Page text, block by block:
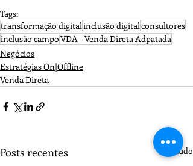
Tags:
transformação digitalinclusão digitalconsultores
inclusão campoVDA - Venda Direta Adpatada
Negócios
Estratégias On|Offline
Venda Direta
Posts recentes Ver tudo